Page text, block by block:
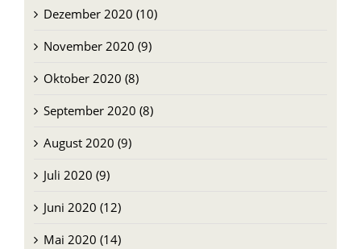
Dezember 2020 (10)
November 2020 (9)
Oktober 2020 (8)
September 2020 (8)
August 2020 (9)
Juli 2020 (9)
Juni 2020 (12)
Mai 2020 (14)